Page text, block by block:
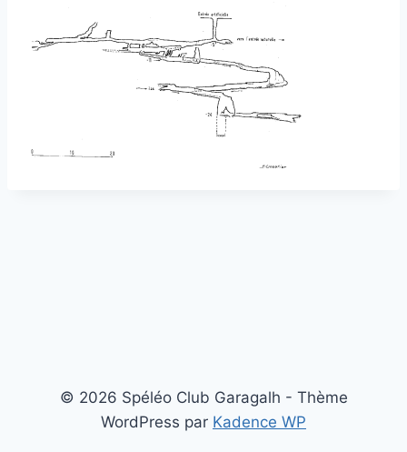
© 2026 Spéléo Club Garagalh - Thème
WordPress par Kadence WP